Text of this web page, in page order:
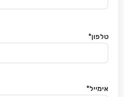
טלפון*
אימייל*